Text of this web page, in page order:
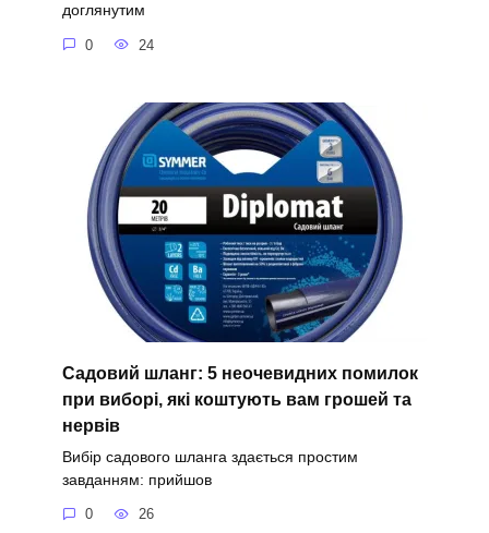
доглянутим
0 24
Садовий шланг: 5 неочевидних помилок
при виборі, які коштують вам грошей та
нервів
Вибір садового шланга здається простим
завданням: прийшов
0 26